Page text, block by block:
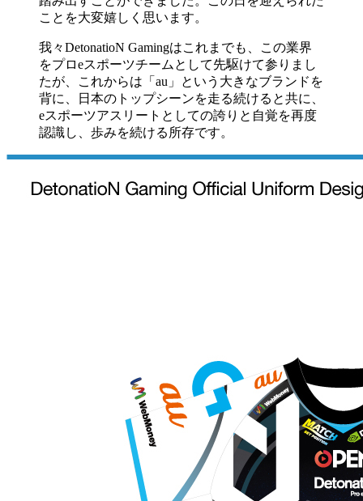
ことを大変嬉しく思います。
我々DetonatioN Gamingはこれまでも、この業界
をプロeスポーツチームとして先駆けて参りまし
たが、これからは「au」という大きなブランドを
背に、日本のトップシーンを走る続けると共に、
eスポーツアスリートとしての誇りと自覚を再度
認識し、歩みを続ける所存です。